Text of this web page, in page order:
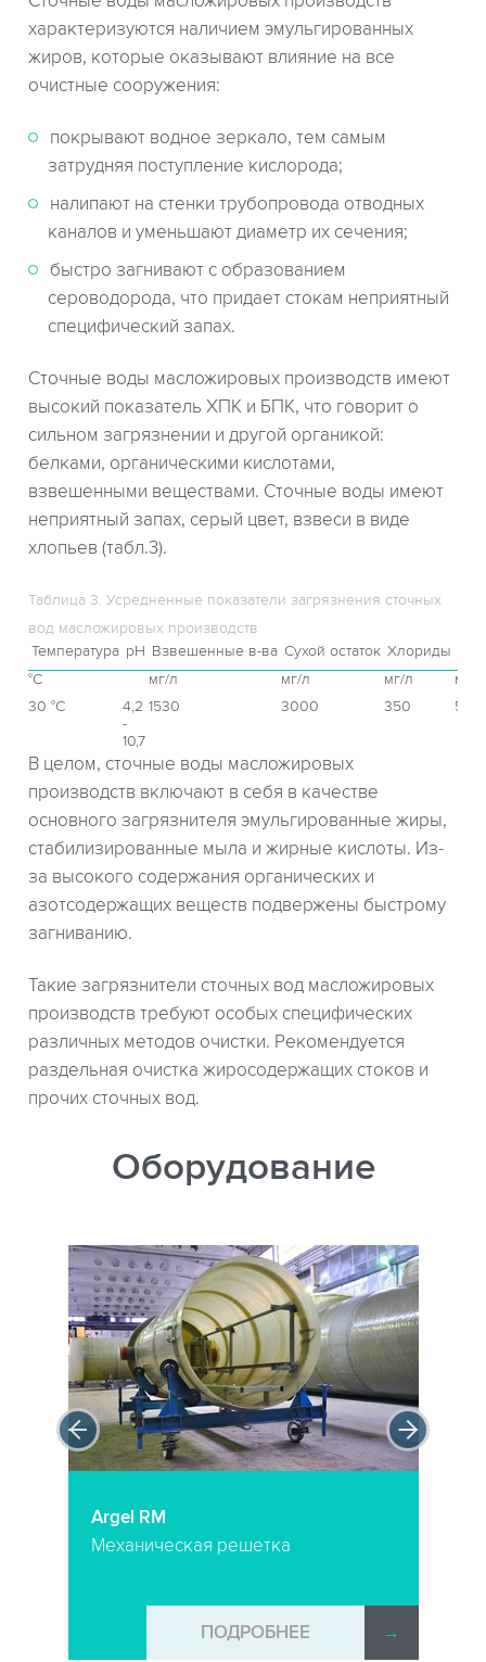
характеризуются наличием эмульгированных
жиров, которые оказывают влияние на все
очистные сооружения:
покрывают водное зеркало, тем самым
затрудняя поступление кислорода;
налипают на стенки трубопровода отводных
каналов и уменьшают диаметр их сечения;
быстро загнивают с образованием
сероводорода, что придает стокам неприятный
специфический запах.
Сточные воды масложировых производств имеют
высокий показатель ХПК и БПК, что говорит о
сильном загрязнении и другой органикой:
белками, органическими кислотами,
взвешенными веществами. Сточные воды имеют
неприятный запах, серый цвет, взвеси в виде
хлопьев (табл.3).
Таблица 3. Усредненные показатели загрязнения сточных
вод масложировых производств
Температура рН Взвешенные в-ва Сухой остаток Хлориды
°С
мг/л мг/л мг/л
мг/л
30 °С
4,2
-
10,7
1530 3000 350 500
В целом, сточные воды масложировых
производств включают в себя в качестве
основного загрязнителя эмульгированные жиры,
стабилизированные мыла и жирные кислоты. Из-
за высокого содержания органических и
азотсодержащих веществ подвержены быстрому
загниванию.
Такие загрязнители сточных вод масложировых
производств требуют особых специфических
различных методов очистки. Рекомендуется
раздельная очистка жиросодержащих стоков и
прочих сточных вод.
Оборудование
Argel RM
Механическая решетка
ПОДРОБНЕЕ →